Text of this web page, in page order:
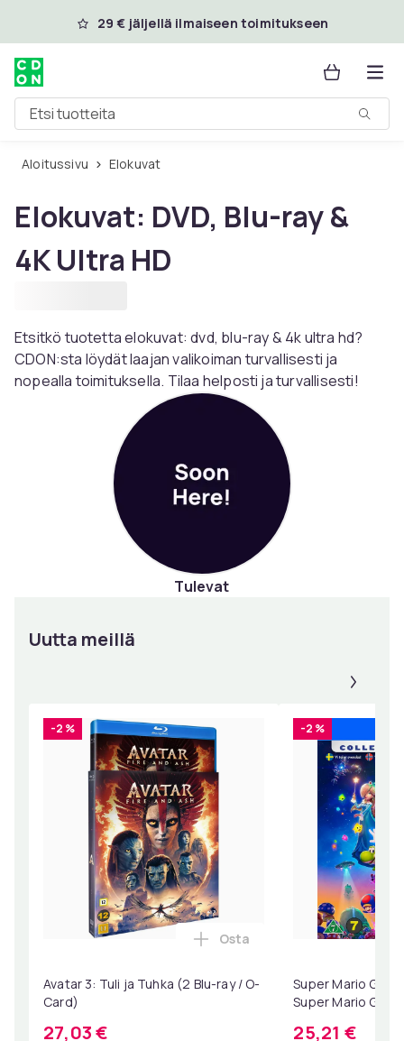
Ohita ja siirry pääsisältöön
29 € jäljellä ilmaiseen toimitukseen
Etsi tuotteita
Aloitussivu Elokuvat
Elokuvat: DVD, Blu-ray &
4K Ultra HD
Etsitkö tuotetta elokuvat: dvd, blu-ray & 4k ultra hd?
CDON:sta löydät laajan valikoiman turvallisesti ja
nopealla toimituksella. Tilaa helposti ja turvallisesti!
Tulevat
Uutta meillä
-2 %
Avatar 3: Tuli ja Tuhka (2 Blu-ray / O-
Card)
27,03 €
Lisää Avatar 3: Tuli ja
Osta
-2 %
Super Mario
Super Mario
25,21 €